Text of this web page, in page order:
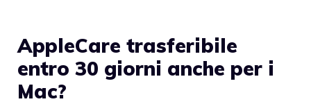
AppleCare trasferibile
entro 30 giorni anche per i
Mac?